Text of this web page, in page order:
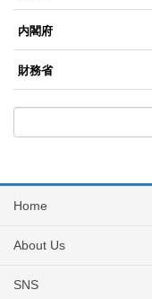
内閣府
財務省
Home
About Us
SNS